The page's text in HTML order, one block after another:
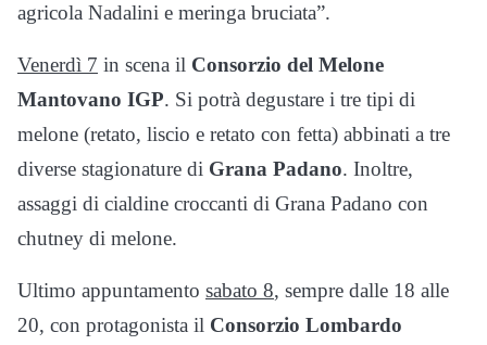
agricola Nadalini e meringa bruciata”.
Venerdì 7 in scena il Consorzio del Melone
Mantovano IGP. Si potrà degustare i tre tipi di
melone (retato, liscio e retato con fetta) abbinati a tre
diverse stagionature di Grana Padano. Inoltre,
assaggi di cialdine croccanti di Grana Padano con
chutney di melone.
Ultimo appuntamento sabato 8, sempre dalle 18 alle
20, con protagonista il Consorzio Lombardo